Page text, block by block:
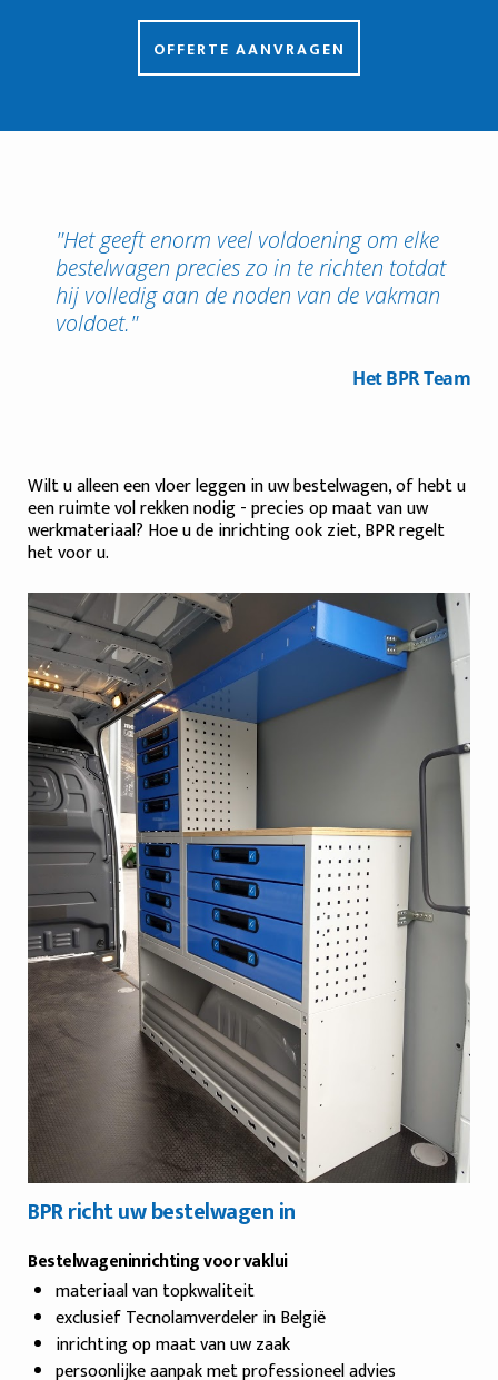
OFFERTE AANVRAGEN
"Het geeft enorm veel voldoening om elke
bestelwagen precies zo in te richten totdat
hij volledig aan de noden van de vakman
voldoet."
Het BPR Team
Wilt u alleen een vloer leggen in uw bestelwagen, of hebt u
een ruimte vol rekken nodig - precies op maat van uw
werkmateriaal? Hoe u de inrichting ook ziet, BPR regelt
het voor u.
BPR richt uw bestelwagen in
Bestelwageninrichting voor vaklui
materiaal van topkwaliteit
exclusief Tecnolamverdeler in België
inrichting op maat van uw zaak
persoonlijke aanpak met professioneel advies